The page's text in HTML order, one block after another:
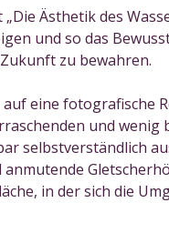
Ästhetik des
und so das
zu bewahren.
eine fotografische
und
selbstverständlich
anmutende
in der sich die